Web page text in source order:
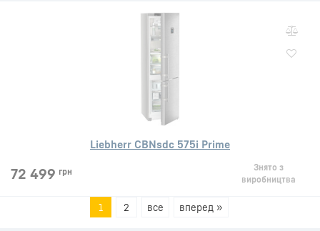
Liebherr CBNsdc 575i Prime
72 499 грн
Знято з
виробництва
1 2 все вперед »